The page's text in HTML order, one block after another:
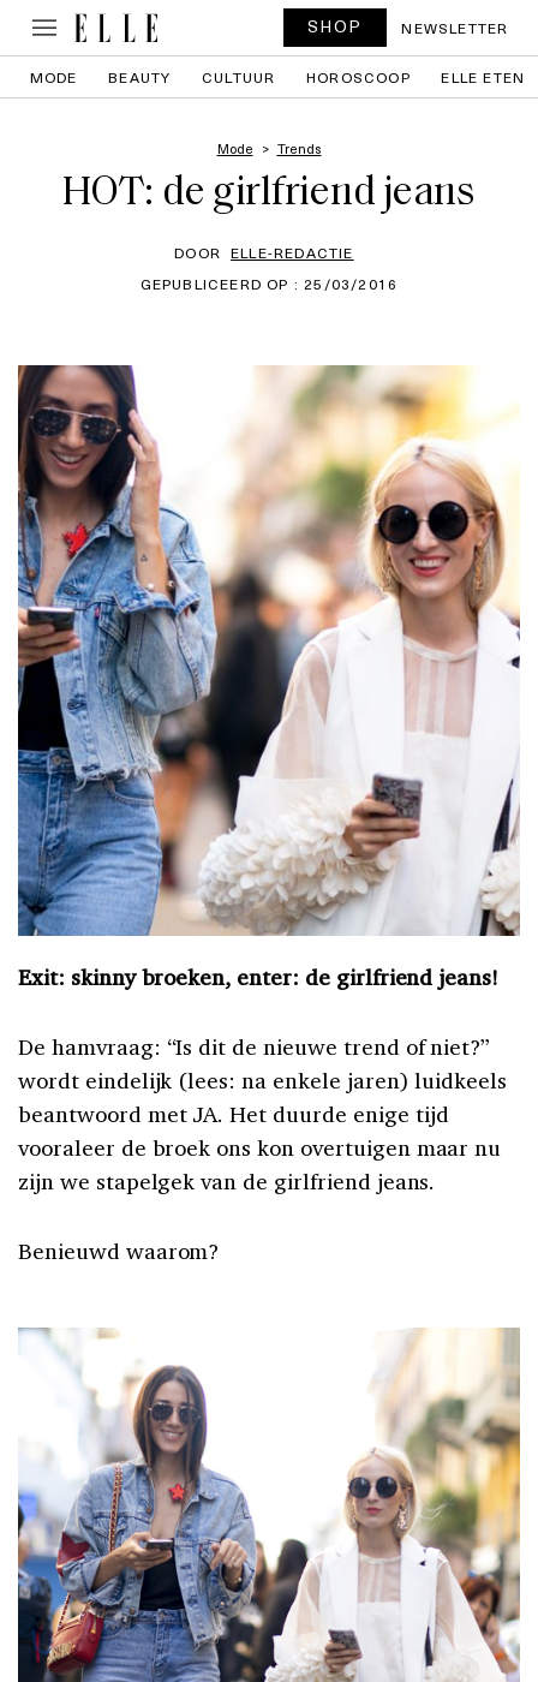
SHOP NEWSLETTER
MODE BEAUTY CULTUUR HOROSCOOP ELLE ETEN
Mode Trends
HOT: de girlfriend jeans
DOOR ELLE-REDACTIE
GEPUBLICEERD OP : 25/03/2016
Exit: skinny broeken, enter: de girlfriend jeans!
De hamvraag: “Is dit de nieuwe trend of niet?”
wordt eindelijk (lees: na enkele jaren) luidkeels
beantwoord met JA. Het duurde enige tijd
vooraleer de broek ons kon overtuigen maar nu
zijn we stapelgek van de girlfriend jeans.
Benieuwd waarom?